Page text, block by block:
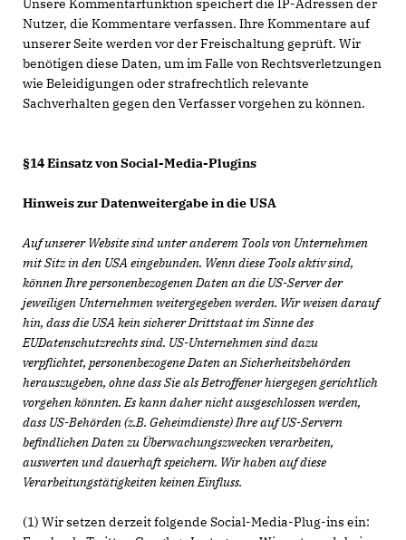
Unsere Kommentarfunktion speichert die IP-Adressen der
Nutzer, die Kommentare verfassen. Ihre Kommentare auf
unserer Seite werden vor der Freischaltung geprüft. Wir
benötigen diese Daten, um im Falle von Rechtsverletzungen
wie Beleidigungen oder strafrechtlich relevante
Sachverhalten gegen den Verfasser vorgehen zu können.
§14 Einsatz von Social-Media-Plugins
Hinweis zur Datenweitergabe in die USA
Auf unserer Website sind unter anderem Tools von Unternehmen
mit Sitz in den USA eingebunden. Wenn diese Tools aktiv sind,
können Ihre personenbezogenen Daten an die US-Server der
jeweiligen Unternehmen weitergegeben werden. Wir weisen darauf
hin, dass die USA kein sicherer Drittstaat im Sinne des
EUDatenschutzrechts sind. US-Unternehmen sind dazu
verpflichtet, personenbezogene Daten an Sicherheitsbehörden
herauszugeben, ohne dass Sie als Betroffener hiergegen gerichtlich
vorgehen könnten. Es kann daher nicht ausgeschlossen werden,
dass US-Behörden (z.B. Geheimdienste) Ihre auf US-Servern
befindlichen Daten zu Überwachungszwecken verarbeiten,
auswerten und dauerhaft speichern. Wir haben auf diese
Verarbeitungstätigkeiten keinen Einfluss.
(1) Wir setzen derzeit folgende Social-Media-Plug-ins ein: